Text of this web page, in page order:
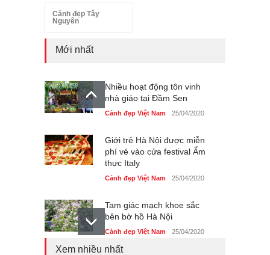
Cảnh đẹp Tây
Nguyên
Mới nhất
Nhiều hoạt động tôn vinh
nhà giáo tại Đầm Sen
Cảnh đẹp Việt Nam 25/04/2020
Giới trẻ Hà Nội được miễn
phí vé vào cửa festival Ẩm
thực Italy
Cảnh đẹp Việt Nam 25/04/2020
Tam giác mạch khoe sắc
bên bờ hồ Hà Nội
Cảnh đẹp Việt Nam 25/04/2020
Xem nhiều nhất